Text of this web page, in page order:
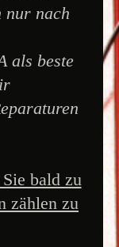
nur nach
als beste
bald zu
zählen zu